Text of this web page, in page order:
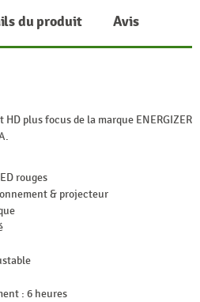
du produit Avis
plus focus de la marque ENERGIZER
rouges
& projecteur
: 6 heures